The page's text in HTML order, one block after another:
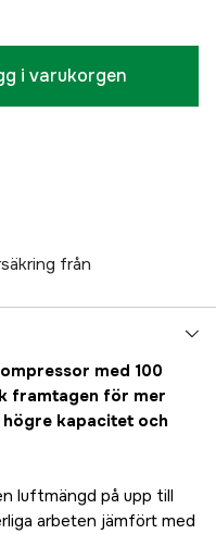
i varukorgen
från
med 100
framtagen för mer
kapacitet och
luftmängd på upp till
arbeten jämfört med